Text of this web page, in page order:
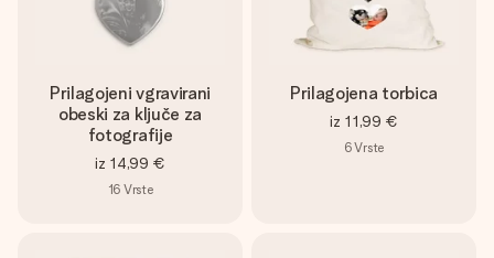
Prilagojeni vgravirani
obeski za ključe za
fotografije
iz 14,99 €
16 Vrste
Prilagojena torbica
iz 11,99 €
6Vrste